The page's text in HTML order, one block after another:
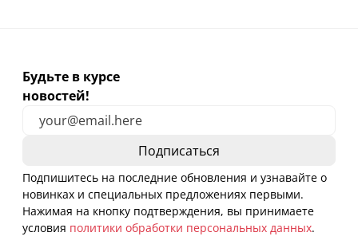
Будьте в курсе
новостей!
Подпишитесь на последние обновления и узнавайте о
новинках и специальных предложениях первыми.
Нажимая на кнопку подтверждения, вы принимаете
условия политики обработки персональных данных.